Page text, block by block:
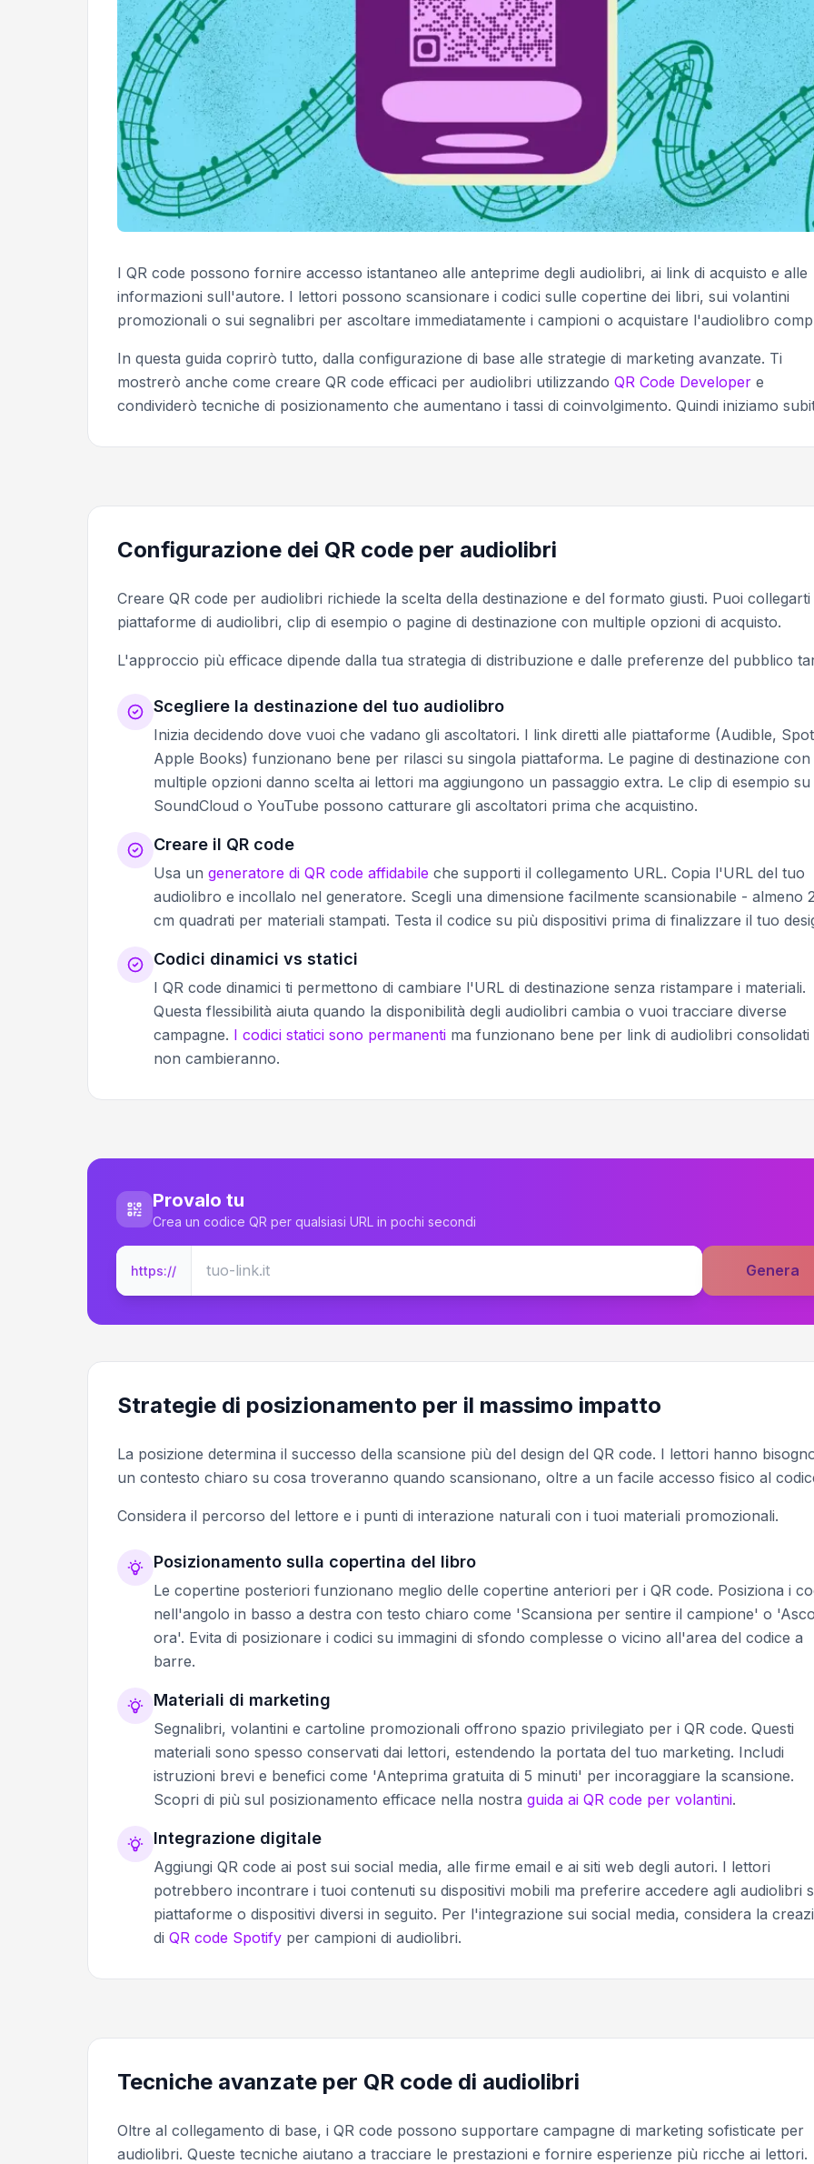
I QR code possono fornire accesso istantaneo alle anteprime degli audiolibri, ai link di acquisto e alle
informazioni sull'autore. I lettori possono scansionare i codici sulle copertine dei libri, sui volantini
promozionali o sui segnalibri per ascoltare immediatamente i campioni o acquistare l'audiolibro
In questa guida coprirò tutto, dalla configurazione di base alle strategie di marketing avanzate. Ti
mostrerò anche come creare QR code efficaci per audiolibri utilizzando QR Code Developer e
condividerò tecniche di posizionamento che aumentano i tassi di coinvolgimento. Quindi iniziamo
Configurazione dei QR code per audiolibri
Creare QR code per audiolibri richiede la scelta della destinazione e del formato giusti. Puoi collegarti
piattaforme di audiolibri, clip di esempio o pagine di destinazione con multiple opzioni di acquisto.
L'approccio più efficace dipende dalla tua strategia di distribuzione e dalle preferenze del pubblico
Scegliere la destinazione del tuo audiolibro
Inizia decidendo dove vuoi che vadano gli ascoltatori. I link diretti alle piattaforme (Audible,
Apple Books) funzionano bene per rilasci su singola piattaforma. Le pagine di destinazione con
multiple opzioni danno scelta ai lettori ma aggiungono un passaggio extra. Le clip di esempio su
SoundCloud o YouTube possono catturare gli ascoltatori prima che acquistino.
Creare il QR code
Usa un generatore di QR code affidabile che supporti il collegamento URL. Copia l'URL del tuo
audiolibro e incollalo nel generatore. Scegli una dimensione facilmente scansionabile - almeno
cm quadrati per materiali stampati. Testa il codice su più dispositivi prima di finalizzare il tuo
Codici dinamici vs statici
I QR code dinamici ti permettono di cambiare l'URL di destinazione senza ristampare i materiali.
Questa flessibilità aiuta quando la disponibilità degli audiolibri cambia o vuoi tracciare diverse
campagne. I codici statici sono permanenti ma funzionano bene per link di audiolibri consolidati
non cambieranno.
Provalo tu
Crea un codice QR per qualsiasi URL in pochi secondi
https:// Genera
Strategie di posizionamento per il massimo impatto
La posizione determina il successo della scansione più del design del QR code. I lettori hanno
un contesto chiaro su cosa troveranno quando scansionano, oltre a un facile accesso fisico al
Considera il percorso del lettore e i punti di interazione naturali con i tuoi materiali promozionali.
Posizionamento sulla copertina del libro
Le copertine posteriori funzionano meglio delle copertine anteriori per i QR code. Posiziona i
nell'angolo in basso a destra con testo chiaro come 'Scansiona per sentire il campione' o
ora'. Evita di posizionare i codici su immagini di sfondo complesse o vicino all'area del codice a
barre.
Materiali di marketing
Segnalibri, volantini e cartoline promozionali offrono spazio privilegiato per i QR code. Questi
materiali sono spesso conservati dai lettori, estendendo la portata del tuo marketing. Includi
istruzioni brevi e benefici come 'Anteprima gratuita di 5 minuti' per incoraggiare la scansione.
Scopri di più sul posizionamento efficace nella nostra guida ai QR code per volantini.
Integrazione digitale
Aggiungi QR code ai post sui social media, alle firme email e ai siti web degli autori. I lettori
potrebbero incontrare i tuoi contenuti su dispositivi mobili ma preferire accedere agli audiolibri
piattaforme o dispositivi diversi in seguito. Per l'integrazione sui social media, considera la
di QR code Spotify per campioni di audiolibri.
Tecniche avanzate per QR code di audiolibri
Oltre al collegamento di base, i QR code possono supportare campagne di marketing sofisticate per
audiolibri. Queste tecniche aiutano a tracciare le prestazioni e fornire esperienze più ricche ai lettori.